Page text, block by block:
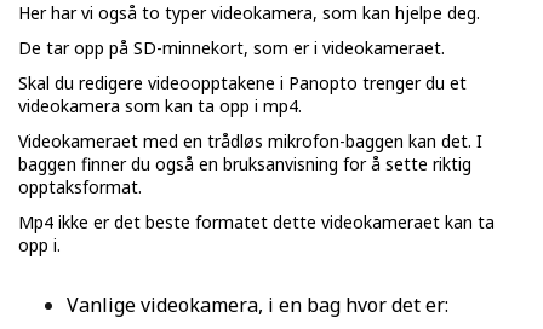
Her har vi også to typer videokamera, som kan hjelpe deg.
De tar opp på SD-minnekort, som er i videokameraet.
Skal du redigere videoopptakene i Panopto trenger du et
videokamera som kan ta opp i mp4.
Videokameraet med en trådløs mikrofon-baggen kan det. I
baggen finner du også en bruksanvisning for å sette riktig
opptaksformat.
Mp4 ikke er det beste formatet dette videokameraet kan ta
opp i.
Vanlige videokamera, i en bag hvor det er: